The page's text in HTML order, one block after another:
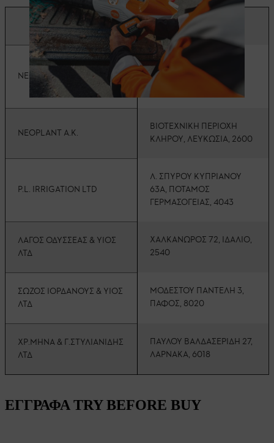
ΕΠΙΧΕΙΡΗΣΗ ΔΙΕΥΘΥΝΣΗ
NEOPLANT A.K.
Α.ΜΑΚΑΡΙΟΥ 293, ΠΑΝΩ
ΛΑΚΑΤΑΜΙΑ, ΛΕΥΚΩΣΙΑ,
2311
NEOPLANT A.K.
ΒΙΟΤΕΧΝΙΚΗ ΠΕΡΙΟΧΗ
ΚΛΗΡΟΥ, ΛΕΥΚΩΣΙΑ, 2600
P.L. IRRIGATION LTD
Λ. ΣΠΥΡΟΥ ΚΥΠΡΙΑΝΟΥ
63Α, ΠΟΤΑΜΟΣ
ΓΕΡΜΑΣΟΓΕΙΑΣ, 4043
ΛΑΓΟΣ ΟΔΥΣΣΕΑΣ & ΥΙΟΣ
ΛΤΔ
ΧΑΛΚΑΝΩΡΟΣ 72, ΙΔΑΛΙΟ,
2540
ΣΩΖΟΣ ΙΟΡΔΑΝΟΥΣ & ΥΙΟΣ
ΛΤΔ
ΜΟΔΕΣΤΟΥ ΠΑΝΤΕΛΗ 3,
ΠΑΦΟΣ, 8020
ΧΡ.ΜΗΝΑ & Γ.ΣΤΥΛΙΑΝΙΔΗΣ
ΛΤΔ
ΠΑΥΛΟΥ ΒΑΛΔΑΣΕΡΙΔΗ 27,
ΛΑΡΝΑΚΑ, 6018
ΕΓΓΡΑΦΑ TRY BEFORE BUY